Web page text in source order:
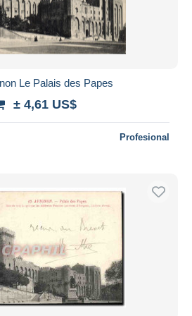
Le Palais des Papes
± 4,61 US$
Profesional